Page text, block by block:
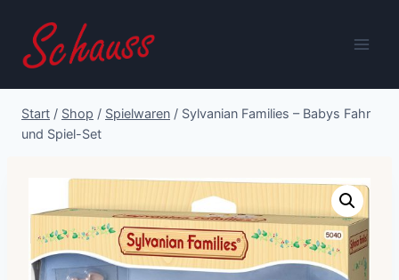
Inhalt
springen
Start / Shop / Spielwaren / Sylvanian Families – Babys Fahr
und Spiel-Set